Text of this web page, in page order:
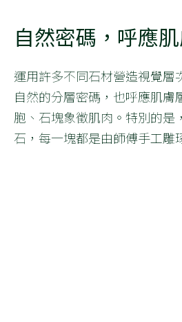
自然密碼，呼應
運用許多不同石材營造視覺層
自然的分層密碼，也呼應肌膚
胞、石塊象徵肌肉。特別的是
石，每一塊都是由師傅手工雕